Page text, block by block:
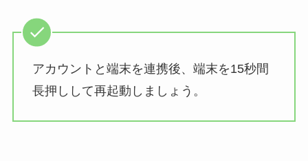
アカウントと端末を連携後、端末を15秒間
長押しして再起動しましょう。